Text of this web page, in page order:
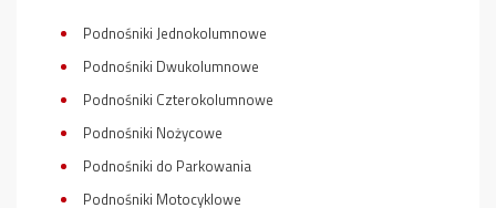
Podnośniki Jednokolumnowe
Podnośniki Dwukolumnowe
Podnośniki Czterokolumnowe
Podnośniki Nożycowe
Podnośniki do Parkowania
Podnośniki Motocyklowe